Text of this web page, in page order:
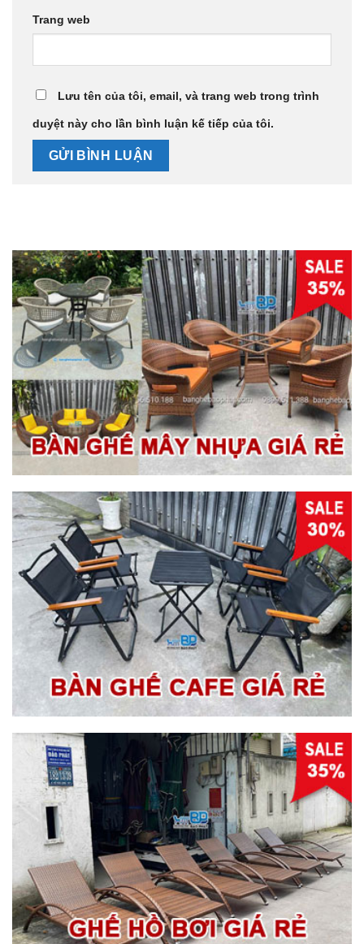
Trang web
Lưu tên của tôi, email, và trang web trong trình
duyệt này cho lần bình luận kế tiếp của tôi.